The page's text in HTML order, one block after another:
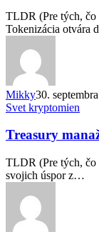
Ako
AI
Tokenizácia
menia
investovanie
pre
každého
TLDR (Pre tých, čo
Tokenizácia otvára
Mikky30.
Treasury
firiem
ére
krypta
Svet kryptomien
Treasury
TLDR (Pre tých, čo
svojich úspor z…